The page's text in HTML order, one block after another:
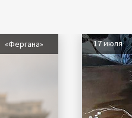
«Фергана» 17 июля